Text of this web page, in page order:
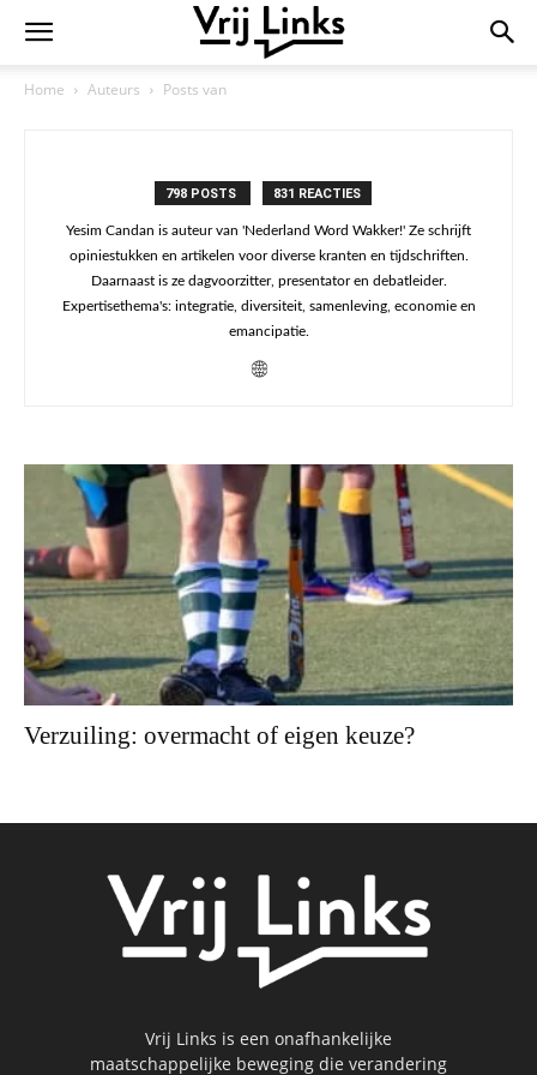
Home Auteurs Posts van
798 POSTS 831 REACTIES
Yesim Candan is auteur van 'Nederland Word Wakker!' Ze schrijft
opiniestukken en artikelen voor diverse kranten en tijdschriften.
Daarnaast is ze dagvoorzitter, presentator en debatleider.
Expertisethema's: integratie, diversiteit, samenleving, economie en
emancipatie.
Verzuiling: overmacht of eigen keuze?
Vrij Links is een onafhankelijke
maatschappelijke beweging die verandering